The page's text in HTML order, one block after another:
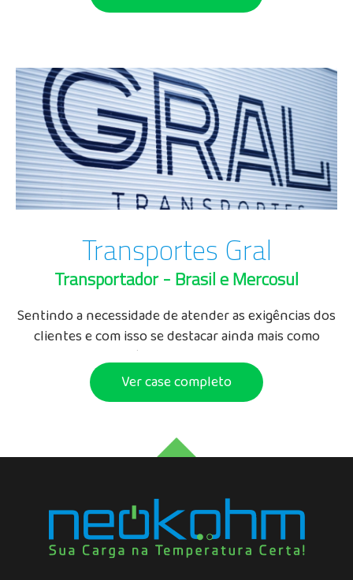
Transportes Gral
Transportador - Brasil e Mercosul
Sentindo a necessidade de atender as exigências dos
clientes e com isso se destacar ainda mais como
diferencial no cenário logístico, a Transportes Gral,
empresa com mais de 53...
Ver case completo